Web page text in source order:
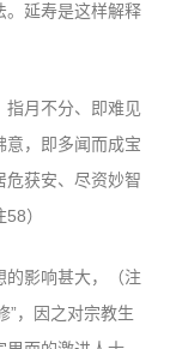
。延寿是这样解释
指月不分、即难见
意，即多闻而成宝
危获安、尽资妙智
）
的影响甚大，（注
”，因之对宗教生